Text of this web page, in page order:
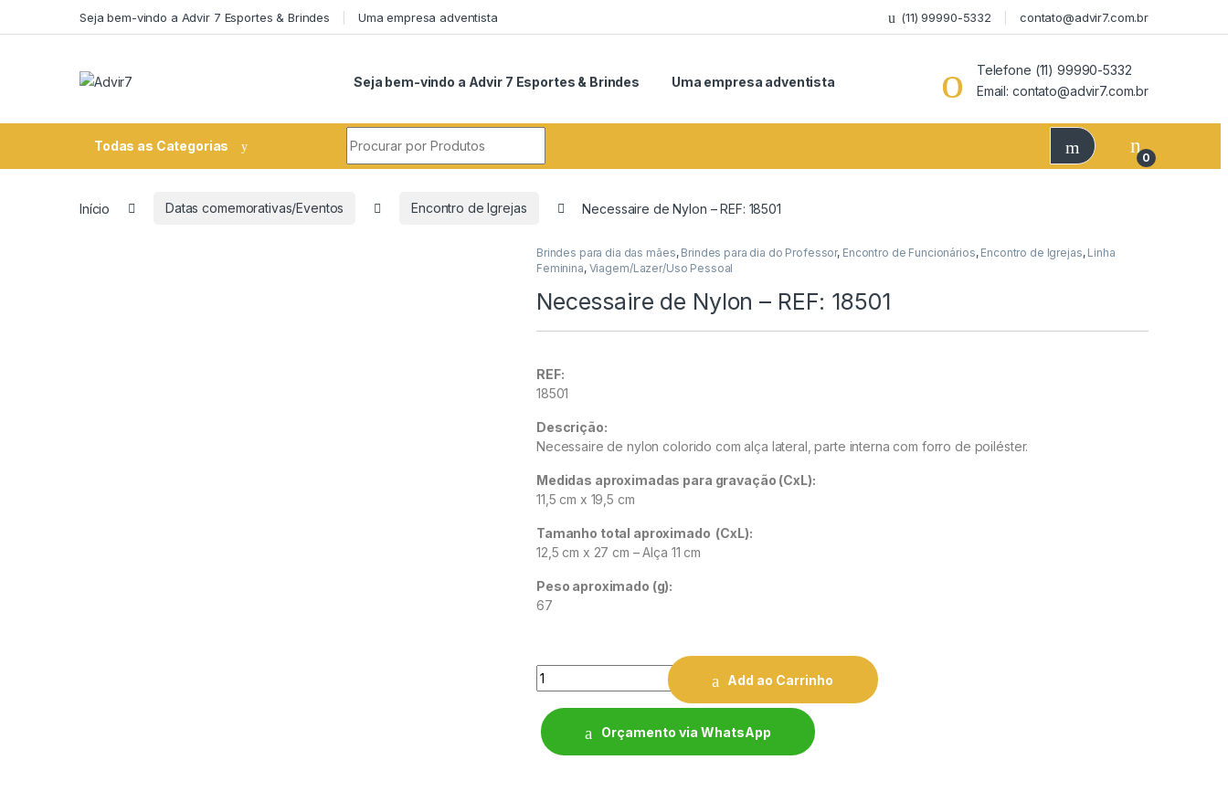
Seja bem-vindo a Advir 7 Esportes & Brindes Uma empresa adventista (11) 99990-5332 contato@advir7.com.br
Seja bem-vindo a Advir 7 Esportes & Brindes Uma empresa adventista
Telefone (11) 99990-5332
Email: contato@advir7.com.br
Todas as Categorias
0
Início Datas comemorativas/Eventos Encontro de Igrejas Necessaire de Nylon – REF: 18501
Brindes para dia das mães, Brindes para dia do Professor, Encontro de Funcionários, Encontro de Igrejas, Linha
Feminina, Viagem/Lazer/Uso Pessoal
Necessaire de Nylon – REF: 18501
REF:
18501
Descrição:
Necessaire de nylon colorido com alça lateral, parte interna com forro de poiléster.
Medidas aproximadas para gravação (CxL):
11,5 cm x 19,5 cm
Tamanho total aproximado (CxL):
12,5 cm x 27 cm – Alça 11 cm
Peso aproximado (g):
67
Quantity
Add ao Carrinho
Orçamento via WhatsApp